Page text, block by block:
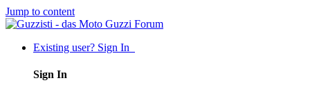
Jump to content
Existing user? Sign In
Sign In